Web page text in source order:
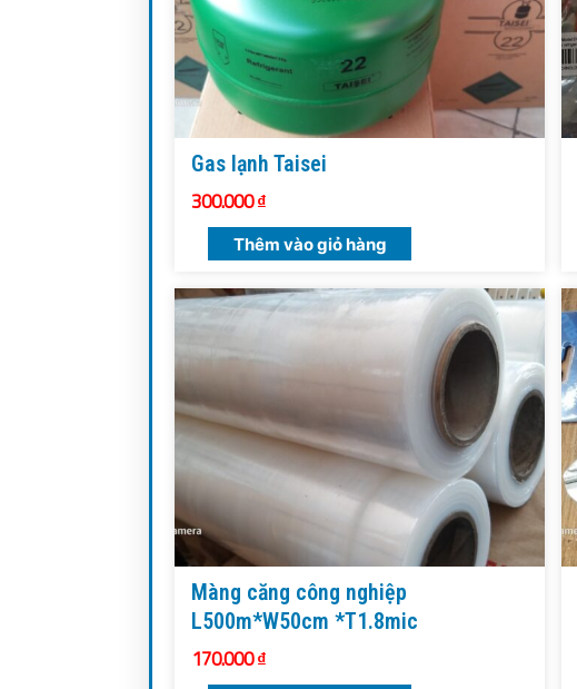
Gas lạnh Taisei
300.000₫
Thêm vào giỏ hàng
Màng căng công nghiệp
L500m*W50cm *T1.8mic
170.000₫